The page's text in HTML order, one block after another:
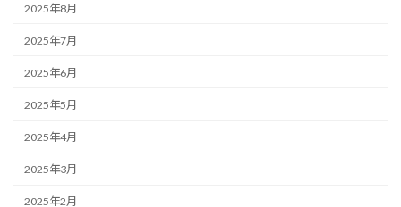
2025年8月
2025年7月
2025年6月
2025年5月
2025年4月
2025年3月
2025年2月